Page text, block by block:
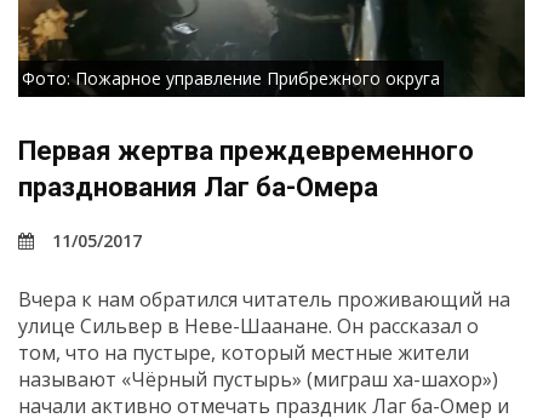
Фото: Пожарное управление Прибрежного округа
Первая жертва преждевременного
празднования Лаг ба-Омера
11/05/2017
Вчера к нам обратился читатель проживающий на
улице Сильвер в Неве-Шаанане. Он рассказал о
том, что на пустыре, который местные жители
называют «Чёрный пустырь» (миграш ха-шахор»)
начали активно отмечать праздник Лаг ба-Омер и